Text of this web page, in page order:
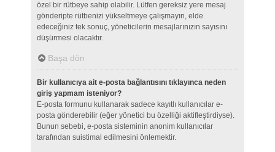
özel bir rütbeye sahip olabilir. Lütfen gereksiz yere mesaj
gönderipte rütbenizi yükseltmeye çalışmayın, elde
edeceğiniz tek sonuç, yöneticilerin mesajlarınızın sayısını
düşürmesi olacaktır.
Başa dön
Bir kullanıcıya ait e-posta bağlantısını tıklayınca neden
giriş yapmam isteniyor?
E-posta formunu kullanarak sadece kayıtlı kullanıcılar e-
posta gönderebilir (eğer yönetici bu özelliği aktifleştirdiyse).
Bunun sebebi, e-posta sisteminin anonim kullanıcılar
tarafından suistimal edilmesini önlemektir.